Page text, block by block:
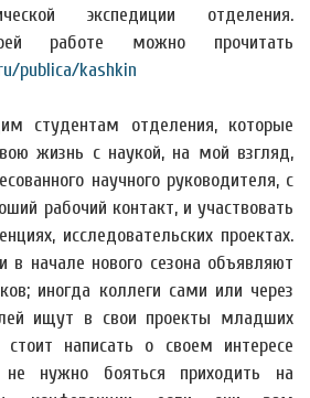
экспедиции отделения.
работе можно прочитать
publica/kashkin
студентам отделения, которые
жизнь с наукой, на мой взгляд,
научного руководителя, с
рабочий контакт, и участвовать
исследовательских проектах.
в начале нового сезона объявляют
иногда коллеги сами или через
ищут в свои проекты младших
написать о своем интересе
нужно бояться приходить на